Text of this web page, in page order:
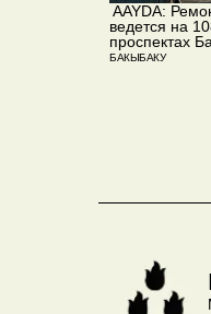
AAYDA:
ведется на
проспектах
БАКЫБАКУ